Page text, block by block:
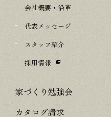
会社概要・沿革
代表メッセージ
スタッフ紹介
採用情報
家づくり勉強会
カタログ請求